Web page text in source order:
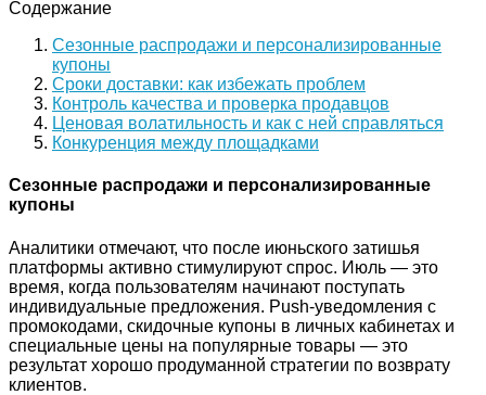
Содержание
Сезонные распродажи и персонализированные
купоны
Сроки доставки: как избежать проблем
Контроль качества и проверка продавцов
Ценовая волатильность и как с ней справляться
Конкуренция между площадками
Сезонные распродажи и персонализированные
купоны
Аналитики отмечают, что после июньского затишья
платформы активно стимулируют спрос. Июль — это
время, когда пользователям начинают поступать
индивидуальные предложения. Push-уведомления с
промокодами, скидочные купоны в личных кабинетах и
специальные цены на популярные товары — это
результат хорошо продуманной стратегии по возврату
клиентов.